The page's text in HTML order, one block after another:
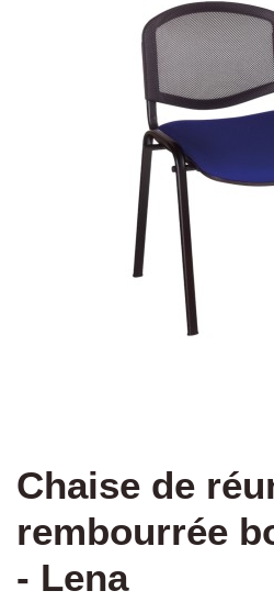
Chaise de
rembourrée
- Lena